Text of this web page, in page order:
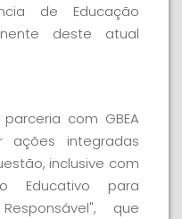
de Educação
deste atual
com GBEA
ações integradas
inclusive com
Educativo para
que